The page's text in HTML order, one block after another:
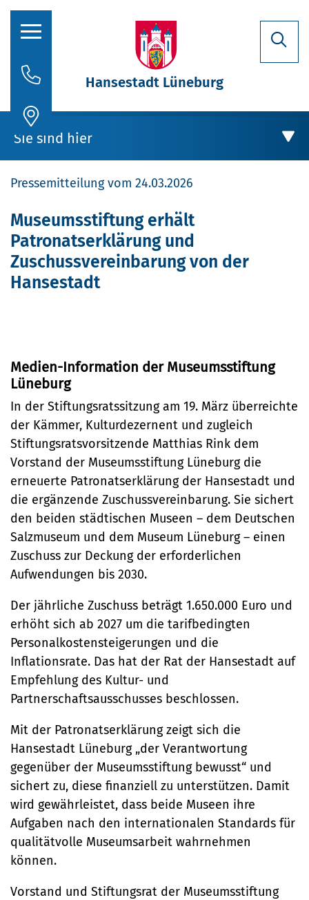
Aktuelles
Stadtporträt
Oberbürgermeisterin
Politik
Verwaltung
Bürgeramt
Online-Dienste
Rückrufformular
Sag's uns einfach
Klimaschutz und Umwelt
Klimaschutz
Klimaanpassung
Grünes Lüneburg
Umwelt
Nachhaltigkeit
Bauen und Mobilität
Stadtentwicklung
Straßen- und
Brückenbau
Denkmalschutz
Mobilität
Sanierungsgebiete
Wohnen
Kultur und Freizeit
Kulturhäuser und
Bibliotheken
Kulturreferat
Sport
Stadtarchiv
Tourismus
Veranstaltungskalender
(Metropolregion HH)
Gesellschaft, Soziales und
Bildung
Bildung
Soziales
Familie und Betreuung
Stadtteilarbeit
Bürger:innenbeteiligung
Ehrenamt
Sicherheit und Ordnung
Ordnungsamt
Schiedsamt
Ortsrecht
Straßenreinigung und
Winterdienst
Telefon:
04131 - 309-0
E-Mail:
stadt@stadt.lueneburg.de
Anschrift:
Am Ochsenmarkt 1
21335 Lüneburg
Hansestadt Lüneburg
Sie sind hier
Rathaus
Aktuelles
Pressemitteilung vom 24.03.2026
Museumsstiftung erhält
Patronatserklärung und
Zuschussvereinbarung von der
Hansestadt
Medien-Information der Museumsstiftung
Lüneburg
In der Stiftungsratssitzung am 19. März überreichte
der Kämmer, Kulturdezernent und zugleich
Stiftungsratsvorsitzende Matthias Rink dem
Vorstand der Museumsstiftung Lüneburg die
erneuerte Patronatserklärung der Hansestadt und
die ergänzende Zuschussvereinbarung. Sie sichert
den beiden städtischen Museen – dem Deutschen
Salzmuseum und dem Museum Lüneburg – einen
Zuschuss zur Deckung der erforderlichen
Aufwendungen bis 2030.
Der jährliche Zuschuss beträgt 1.650.000 Euro und
erhöht sich ab 2027 um die tarifbedingten
Personalkostensteigerungen und die
Inflationsrate. Das hat der Rat der Hansestadt auf
Empfehlung des Kultur- und
Partnerschaftsausschusses beschlossen.
Mit der Patronatserklärung zeigt sich die
Hansestadt Lüneburg „der Verantwortung
gegenüber der Museumsstiftung bewusst“ und
sichert zu, diese finanziell zu unterstützen. Damit
wird gewährleistet, dass beide Museen ihre
Aufgaben nach den internationalen Standards für
qualitätvolle Museumsarbeit wahrnehmen
können.
Vorstand und Stiftungsrat der Museumsstiftung